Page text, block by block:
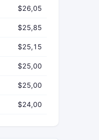
$26,05
$25,85
$25,15
$25,00
$25,00
$24,00